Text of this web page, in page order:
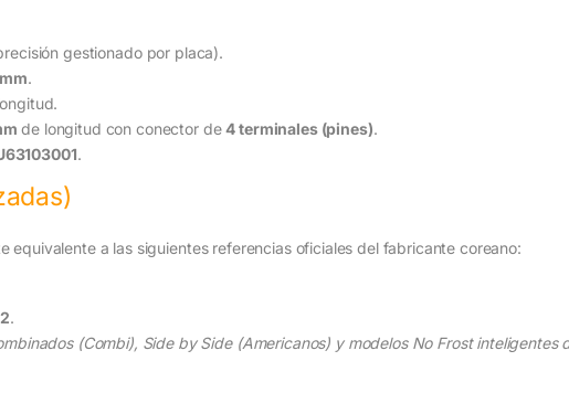
gestionado por placa).
.
de longitud con conector de4 terminales (pines).
.
a las siguientes referencias oficiales del fabricante coreano:
.
(Combi), Side by Side (Americanos) y modelos No Frost inteligentes